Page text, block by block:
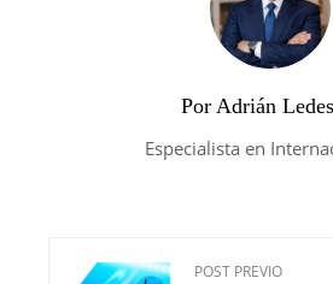
Por Adrián
Especialista en
POST PREVIO